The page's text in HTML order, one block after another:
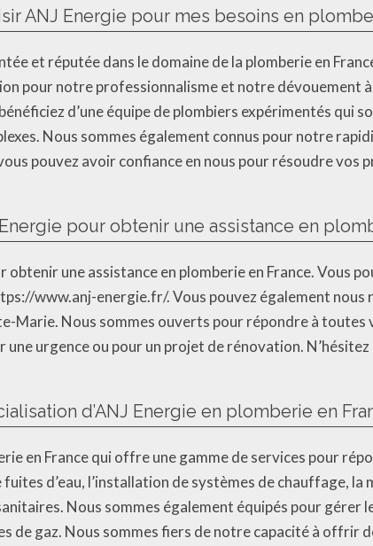
ANJ Energie pour mes besoins en
et réputée dans le domaine de la plomberie en
pour notre professionnalisme et notre dévouement
d’une équipe de plombiers expérimentés qui
Nous sommes également connus pour notre
pouvez avoir confiance en nous pour résoudre vos
pour obtenir une assistance en
une assistance en plomberie en France. Vous
www.anj-energie.fr/. Vous pouvez également
Marie. Nous sommes ouverts pour répondre à
une urgence ou pour un projet de rénovation.
d’ANJ Energie en plomberie en
en France qui offre une gamme de services pour
d’eau, l’installation de systèmes de chauffage,
Nous sommes également équipés pour gérer
de gaz. Nous sommes fiers de notre capacité à offrir